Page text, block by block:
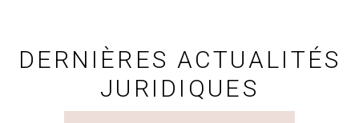
DERNIÈRES ACTUALITÉS
JURIDIQUES